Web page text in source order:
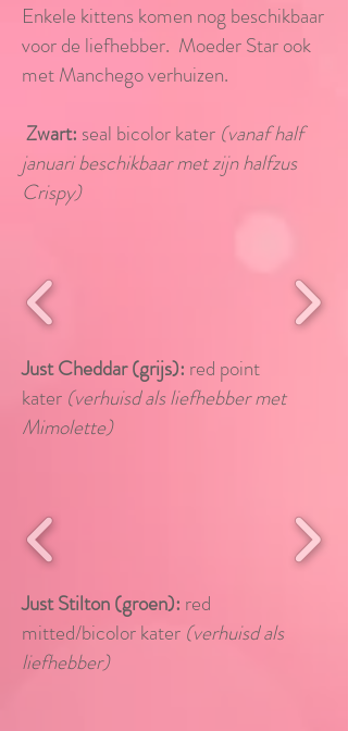
Enkele kittens komen nog beschikbaar
voor de liefhebber. Moeder Star ook
met Manchego verhuizen.
Zwart: seal bicolor kater (vanaf half
januari beschikbaar met zijn halfzus
Crispy)
Just Cheddar (grijs): red point
kater (verhuisdals liefhebber met
Mimolette)
Just Stilton (groen): red
mitted/bicolor kater (verhuisd als
liefhebber)